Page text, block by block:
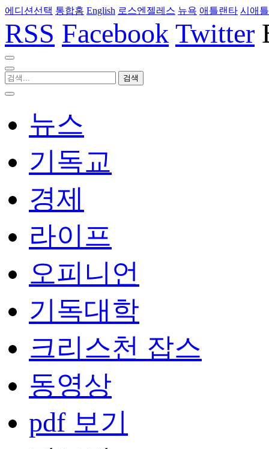
에디션선택 통합홈 English 로스엔젤레스 뉴욕 애틀랜타 시애틀
RSS Facebook Twitter
뉴스
기독교
경제
라이프
오피니언
기독대학
크리스천 잡스
동영상
pdf 보기